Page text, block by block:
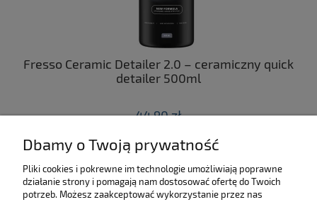
Fresso Ceramic Detailer 2.0 – ceramiczny quick
detailer 500ml
44,90 zł
do koszyka
SKLEP
Dbamy o Twoją prywatność
Pliki cookies i pokrewne im technologie umożliwiają poprawne
działanie strony i pomagają nam dostosować ofertę do Twoich
potrzeb. Możesz zaakceptować wykorzystanie przez nas